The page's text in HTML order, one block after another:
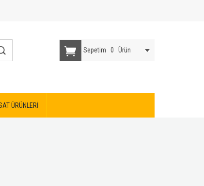
Sepetim 0 Ürün
ÜRÜNLERİ